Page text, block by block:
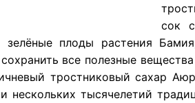
сок
зелёные плоды растения
сохранить все полезные
тростниковый сахар
нескольких тысячелетий